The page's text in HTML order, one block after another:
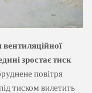
зростає тиск
повітря
тиском вилетить